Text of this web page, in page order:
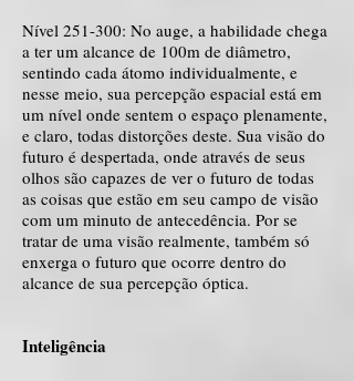
Nível 251-300: No auge, a habilidade chega
a ter um alcance de 100m de diâmetro,
sentindo cada átomo individualmente, e
nesse meio, sua percepção espacial está em
um nível onde sentem o espaço plenamente,
e claro, todas distorções deste. Sua visão do
futuro é despertada, onde através de seus
olhos são capazes de ver o futuro de todas
as coisas que estão em seu campo de visão
com um minuto de antecedência. Por se
tratar de uma visão realmente, também só
enxerga o futuro que ocorre dentro do
alcance de sua percepção óptica.
Inteligência